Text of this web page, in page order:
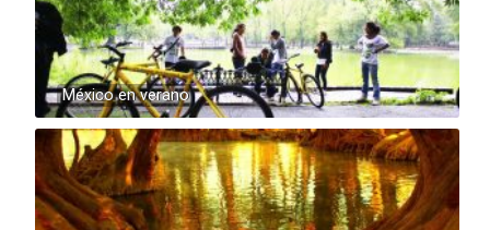
México en verano